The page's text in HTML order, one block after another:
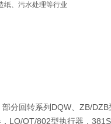
纸、污水处理等行业
回转系列DQW、ZB/DZB
LQ/QT/802型执行器，